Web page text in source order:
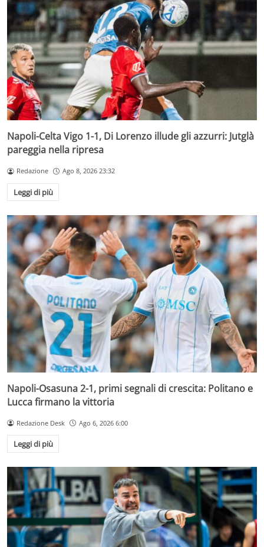
Napoli-Celta Vigo 1-1, Di Lorenzo illude gli azzurri: Jutglà
pareggia nella ripresa
Redazione Ago 8, 2026 23:32
Leggi di più
Napoli-Osasuna 2-1, primi segnali di crescita: Politano e
Lucca firmano la vittoria
Redazione Desk Ago 6, 2026 6:00
Leggi di più